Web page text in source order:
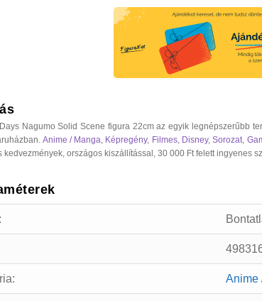
Nagumo Solid Scene figura 22cm az egyik legnépszerűbb
Anime / Manga Képregény, Filmes, Disney,Sorozat
kedvezmények, országos kiszállítással, 30 000 Ft felett ingyenes
Anime